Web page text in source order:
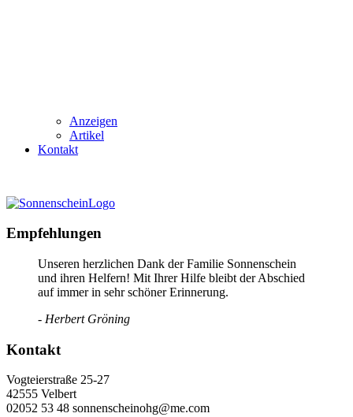
Anzeigen
Artikel
Kontakt
Empfehlungen
Unseren herzlichen Dank der Familie Sonnenschein
und ihren Helfern! Mit Ihrer Hilfe bleibt der Abschied
auf immer in sehr schöner Erinnerung.
- Herbert Gröning
Kontakt
Vogteierstraße 25-27
42555 Velbert
02052 53 48 sonnenscheinohg@me.com